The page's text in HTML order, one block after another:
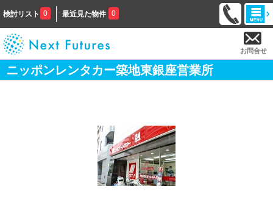
検討リスト 0 最近見た物件 0
お問合せ
ニッポンレンタカー築地東銀座営業所